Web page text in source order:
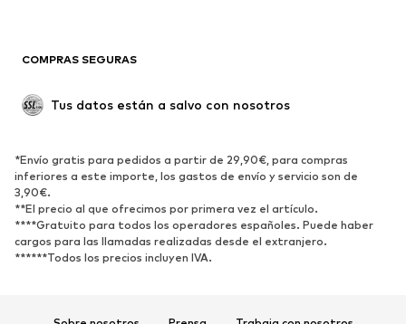
COMPRAS SEGURAS
Tus datos están a salvo con nosotros
*Envío gratis para pedidos a partir de 29,90€, para compras
inferiores a este importe, los gastos de envío y servicio son de
3,90€.
**El precio al que ofrecimos por primera vez el artículo.
****Gratuito para todos los operadores españoles. Puede haber
cargos para las llamadas realizadas desde el extranjero.
******Todos los precios incluyen IVA.